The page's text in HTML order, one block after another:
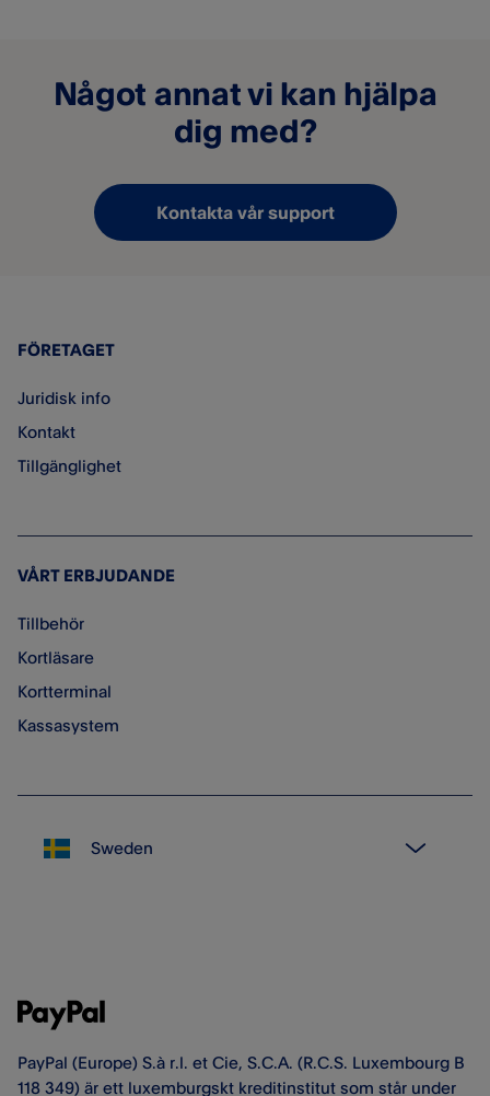
Något annat vi kan hjälpa
dig med?
Kontakta vår support
FÖRETAGET
Juridisk info
Kontakt
Tillgänglighet
VÅRT ERBJUDANDE
Tillbehör
Kortläsare
Kortterminal
Kassasystem
PayPal (Europe) S.à r.l. et Cie, S.C.A. (R.C.S. Luxembourg B
118 349) är ett luxemburgskt kreditinstitut som står under